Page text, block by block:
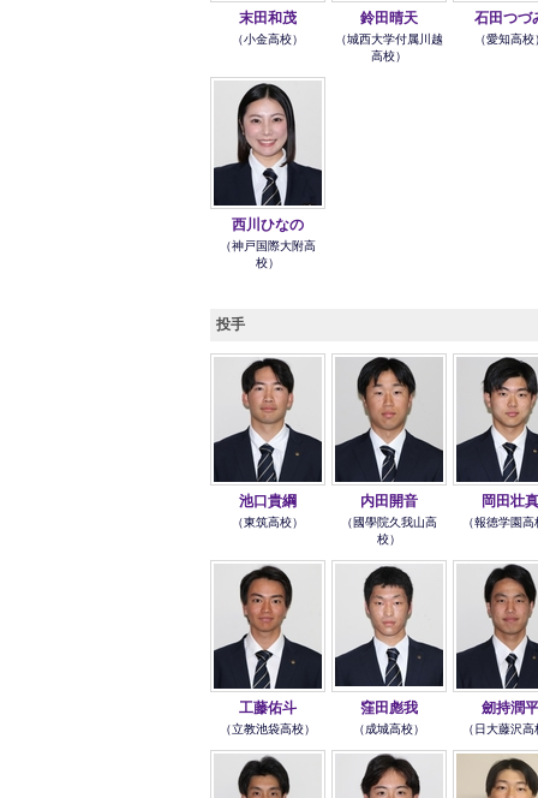
末田和茂
（小金高校）
鈴田晴天
（城西大学付属川越
高校）
石田つづ
（愛知高校
西川ひなの
（神戸国際大附高
校）
投手
池口貴綱
（東筑高校）
内田開音
（國學院久我山高
校）
岡田壮真
（報徳学園
工藤佑斗
（立教池袋高校）
窪田彪我
（成城高校）
劒持潤平
（日大藤沢